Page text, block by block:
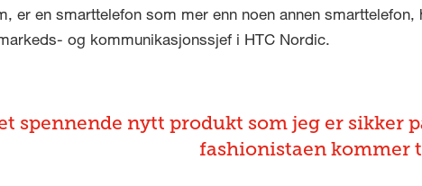
er en smarttelefon som mer enn noen annen
og kommunikasjonssjef i HTC Nordic.
spennende nytt produkt som jeg er sikker
fashionistaen kommer